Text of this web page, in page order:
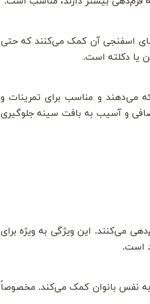
اسفنجی آن کمک می‌کنند که حتی
یا دکلته است.
می‌دهند و مناسب برای تمرینات و
و آسیب به بافت سینه جلوگیری
می‌کنند. این ویژگی به ویژه برای
است.
به نفس بانوان کمک می‌کند. مخصوصاً